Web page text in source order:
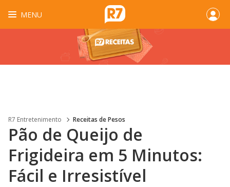
MENU
R7 Entretenimento Receitas de Pesos
Pão de Queijo de
Frigideira em 5 Minutos:
Fácil e Irresistível